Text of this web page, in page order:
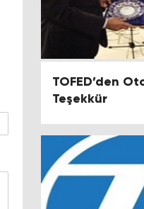
TOFED’den
Teşekkür